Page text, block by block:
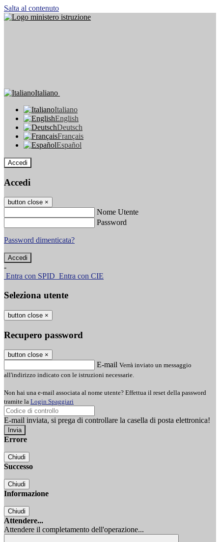
Salta al contenuto
Italiano
Italiano
English
Deutsch
Français
Español
Accedi
Accedi
button close ×
Nome Utente
Password
Password dimenticata?
-
Entra con SPID Entra con CIE
Seleziona utente
button close ×
Recupero password
button close ×
E-mail Verrà inviato un messaggio
all'indirizzo indicato con le istruzioni necessarie.
Non hai una e-mail associata al nome utente? Effettua il reset della password
tramite la Login Spaggiari
E-mail inviata, si prega di controllare la casella di posta elettronica!
Errore
Chiudi
Successo
Chiudi
Informazione
Chiudi
Attendere...
Attendere il completamento dell'operazione...